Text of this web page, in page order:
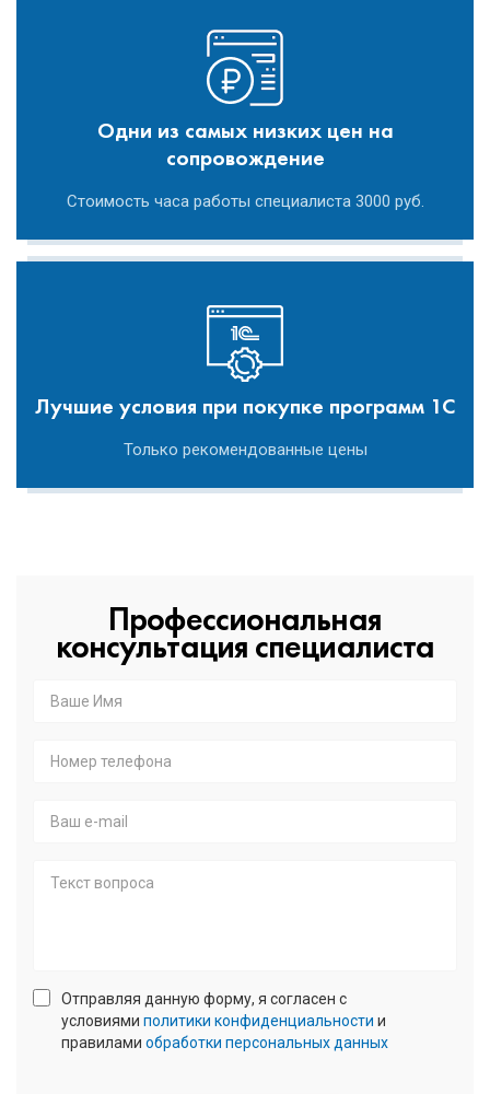
Одни из самых низких цен на
сопровождение
Стоимость часа работы специалиста 3000 руб.
Лучшие условия при покупке программ 1С
Только рекомендованные цены
Профессиональная
консультация специалиста
Имя
телефона
mail
Текст
вопроса
Отправляя данную форму, я согласен с
условиями политики конфиденциальности и
правилами обработки персональных данных